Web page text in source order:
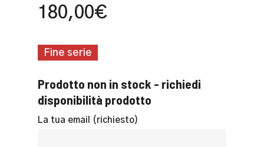
180,00€
Fine serie
Prodotto non in stock - richiedi
disponibilità prodotto
La tua email (richiesto)